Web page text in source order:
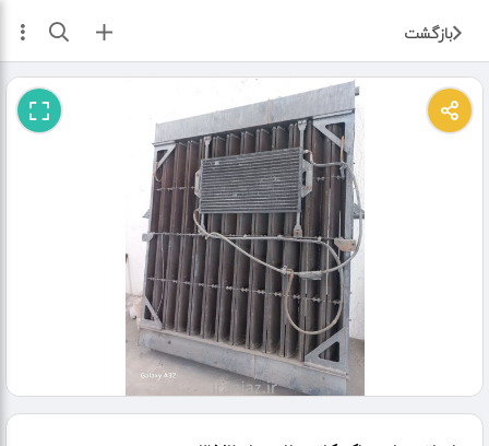
بازگشت ثبت آگهی